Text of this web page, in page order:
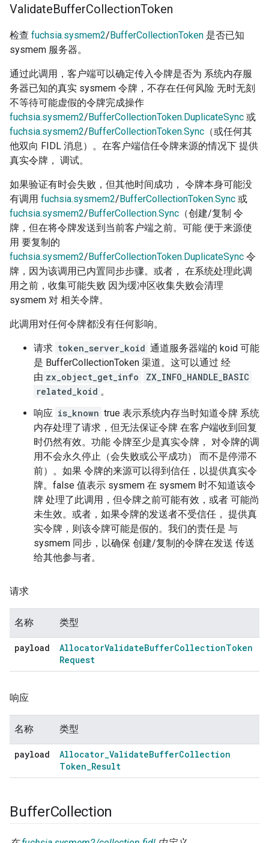
ValidateBufferCollectionToken
检查 fuchsia.sysmem2/BufferCollectionToken 是否已知
sysmem 服务器。
通过此调用，客户端可以确定传入令牌是否为 系统内存服
务器已知的真实 sysmem 令牌，不存在任何风险 无时无刻
不等待可能虚假的令牌完成操作
fuchsia.sysmem2/BufferCollectionToken.DuplicateSync 或
fuchsia.sysmem2/BufferCollectionToken.Sync （或任何其
他双向 FIDL 消息）。在客户端信任令牌来源的情况下 提供
真实令牌， 调试。
如果验证有时会失败，但其他时间成功， 令牌本身可能没
有调用 fuchsia.sysmem2/BufferCollectionToken.Sync 或
fuchsia.sysmem2/BufferCollection.Sync （创建/复制 令
牌，但在将令牌发送到当前客户端之前。可能 便于来源使
用 要复制的
fuchsia.sysmem2/BufferCollectionToken.DuplicateSync 令
牌，因为该调用已内置同步步骤。或者， 在系统处理此调
用之前，收集可能失败 因为缓冲区收集失败会清理
sysmem 对 相关令牌。
此调用对任何令牌都没有任何影响。
请求 token_server_koid 通道服务器端的 koid 可能
是 BufferCollectionToken 渠道。这可以通过 经
由 zx_object_get_info
ZX_INFO_HANDLE_BASIC
related_koid 。
响应 is_known true 表示系统内存当时知道令牌 系统
内存处理了请求，但无法保证令牌 在客户端收到回复
时仍然有效。功能 令牌至少是真实令牌， 对令牌的调
用不会永久停止（会失败或公平成功） 而不是停滞不
前）。如果 令牌的来源可以得到信任，以提供真实令
牌。false 值表示 sysmem 在 sysmem 时不知道该令
牌 处理了此调用，但令牌之前可能有效，或者 可能尚
未生效。或者，如果令牌的发送者不受信任， 提供真
实令牌，则该令牌可能是假的。我们的责任是 与
sysmem 同步，以确保 创建/复制的令牌在发送 传送
给其他参与者。
请求
名称 类型
payload AllocatorValidateBufferCollectionToken
Request
响应
名称 类型
payload Allocator ValidateBufferCollection
Token Result
BufferCollection